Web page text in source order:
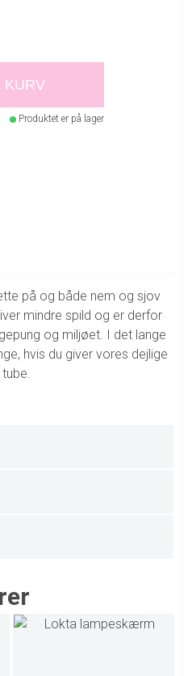
Produktet er på lager
KURV
på og både nem og sjov
mindre spild og er derfor
og miljøet. I det lange
hvis du giver vores dejlige